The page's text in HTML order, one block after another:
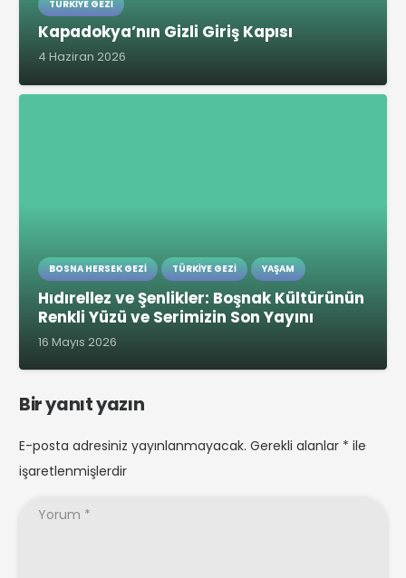
TÜRKIYE GEZI
Kapadokya’nın Gizli Giriş Kapısı
4 Haziran 2026
BOSNA HERSEK GEZI TÜRKIYE GEZI YAŞAM
Hıdırellez ve Şenlikler: Boşnak Kültürünün
Renkli Yüzü ve Serimizin Son Yayını
16 Mayıs 2026
Bir yanıt yazın
E-posta adresiniz yayınlanmayacak. Gerekli alanlar * ile
işaretlenmişlerdir